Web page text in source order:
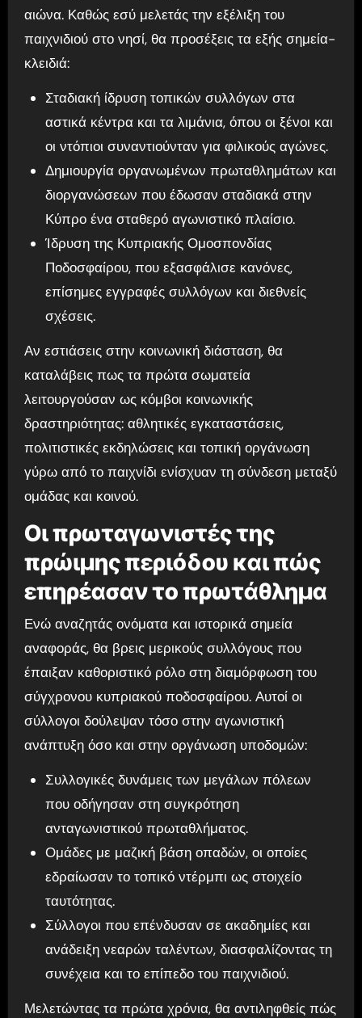
αιώνα. Καθώς εσύ μελετάς την εξέλιξη του
παιχνιδιού στο νησί, θα προσέξεις τα εξής σημεία-
κλειδιά:
Σταδιακή ίδρυση τοπικών συλλόγων στα
αστικά κέντρα και τα λιμάνια, όπου οι ξένοι και
οι ντόπιοι συναντιούνταν για φιλικούς αγώνες.
Δημιουργία οργανωμένων πρωταθλημάτων και
διοργανώσεων που έδωσαν σταδιακά στην
Κύπρο ένα σταθερό αγωνιστικό πλαίσιο.
Ίδρυση της Κυπριακής Ομοσπονδίας
Ποδοσφαίρου, που εξασφάλισε κανόνες,
επίσημες εγγραφές συλλόγων και διεθνείς
σχέσεις.
Αν εστιάσεις στην κοινωνική διάσταση, θα
καταλάβεις πως τα πρώτα σωματεία
λειτουργούσαν ως κόμβοι κοινωνικής
δραστηριότητας: αθλητικές εγκαταστάσεις,
πολιτιστικές εκδηλώσεις και τοπική οργάνωση
γύρω από το παιχνίδι ενίσχυαν τη σύνδεση μεταξύ
ομάδας και κοινού.
Οι πρωταγωνιστές της
πρώιμης περιόδου και πώς
επηρέασαν το πρωτάθλημα
Ενώ αναζητάς ονόματα και ιστορικά σημεία
αναφοράς, θα βρεις μερικούς συλλόγους που
έπαιξαν καθοριστικό ρόλο στη διαμόρφωση του
σύγχρονου κυπριακού ποδοσφαίρου. Αυτοί οι
σύλλογοι δούλεψαν τόσο στην αγωνιστική
ανάπτυξη όσο και στην οργάνωση υποδομών:
Συλλογικές δυνάμεις των μεγάλων πόλεων
που οδήγησαν στη συγκρότηση
ανταγωνιστικού πρωταθλήματος.
Ομάδες με μαζική βάση οπαδών, οι οποίες
εδραίωσαν το τοπικό ντέρμπι ως στοιχείο
ταυτότητας.
Σύλλογοι που επένδυσαν σε ακαδημίες και
ανάδειξη νεαρών ταλέντων, διασφαλίζοντας τη
συνέχεια και το επίπεδο του παιχνιδιού.
Μελετώντας τα πρώτα χρόνια, θα αντιληφθείς πώς